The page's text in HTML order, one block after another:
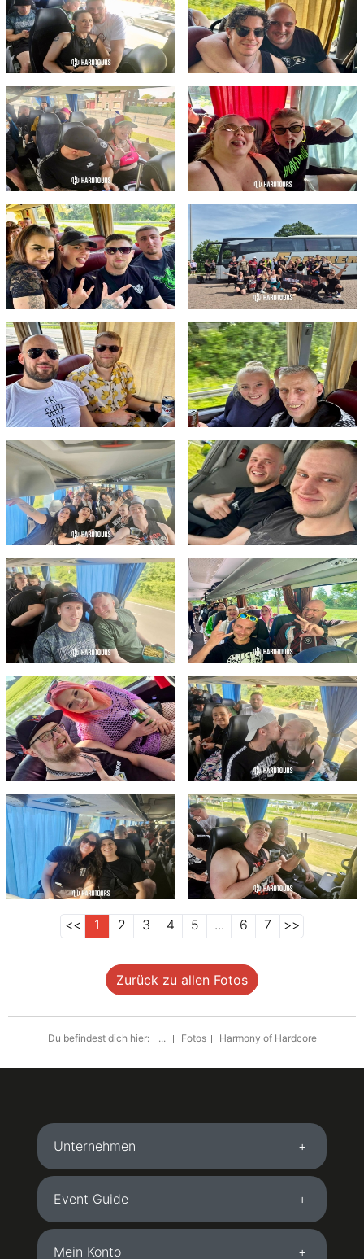
<< 1 2 3 4 5 ... 6 7 >>
Zurück zu allen Fotos
Du befindest dich hier: ... Fotos Harmony of Hardcore
Unternehmen
Event Guide
Mein Konto